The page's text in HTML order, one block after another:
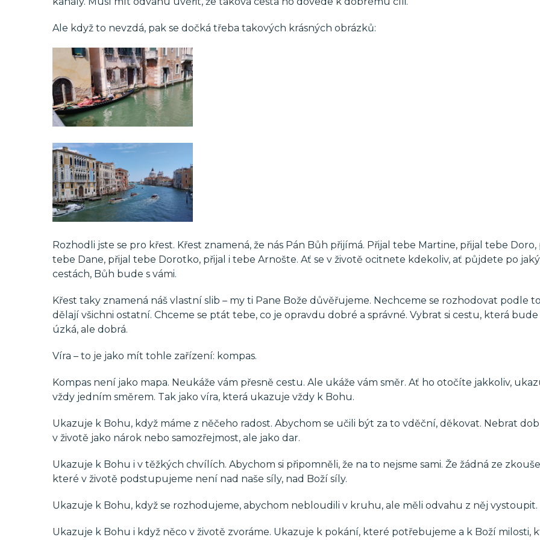
Ale když to nevzdá, pak se dočká třeba takových krásných obrázků:
Rozhodli jste se pro křest. Křest znamená, že nás Pán Bůh přijímá. Přijal tebe Martine, přijal tebe Doro,
tebe Dane, přijal tebe Dorotko, přijal i tebe Arnošte. Ať se v životě ocitnete kdekoliv, ať půjdete po
cestách, Bůh bude s vámi.
Křest taky znamená náš vlastní slib – my ti Pane Bože důvěřujeme. Nechceme se rozhodovat podle
dělají všichni ostatní. Chceme se ptát tebe, co je opravdu dobré a správné. Vybrat si cestu, která bude
úzká, ale dobrá.
Víra – to je jako mít tohle zařízení: kompas.
Kompas není jako mapa. Neukáže vám přesně cestu. Ale ukáže vám směr. Ať ho otočíte jakkoliv,
vždy jedním směrem. Tak jako víra, která ukazuje vždy k Bohu.
Ukazuje k Bohu, když máme z něčeho radost. Abychom se učili být za to vděční, děkovat. Nebrat
v životě jako nárok nebo samozřejmost, ale jako dar.
Ukazuje k Bohu i v těžkých chvílích. Abychom si připomněli, že na to nejsme sami. Že žádná ze
které v životě podstupujeme není nad naše síly, nad Boží síly.
Ukazuje k Bohu, když se rozhodujeme, abychom nebloudili v kruhu, ale měli odvahu z něj vystoupit.
Ukazuje k Bohu i když něco v životě zvoráme. Ukazuje k pokání, které potřebujeme a k Boží milosti,